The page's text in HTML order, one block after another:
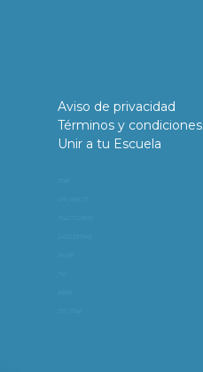
Aviso de privacidad
Términos y condiciones
Unir a tu Escuela